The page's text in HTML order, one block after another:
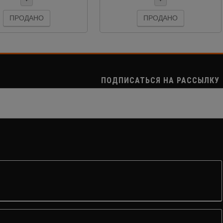
ПРОДАНО ПРОДАНО
ПОДПИСАТЬСЯ НА РАССЫЛКУ